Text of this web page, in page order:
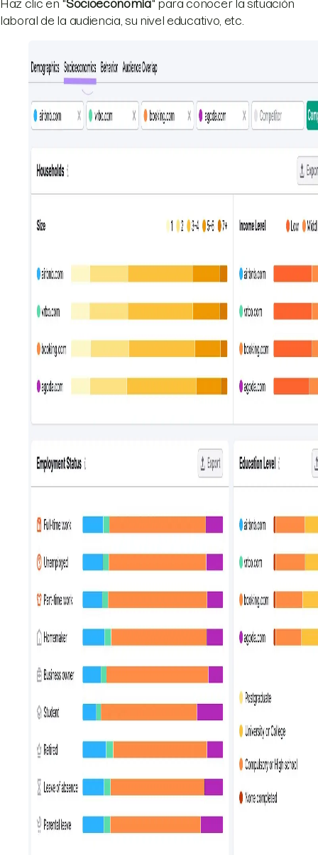
Haz clic en "Socioeconomía" para conocer la situación
laboral de la audiencia, su nivel educativo, etc.